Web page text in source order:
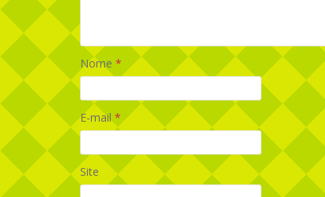
Nome *
E-mail*
Site